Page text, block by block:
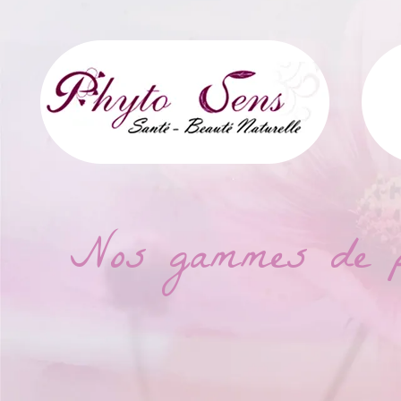
Nos gammes